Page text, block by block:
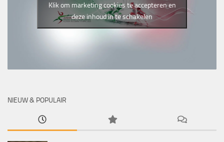
Klik om marketing cookies te accepteren en
deze inhoud in te schakelen
NIEUW & POPULAIR